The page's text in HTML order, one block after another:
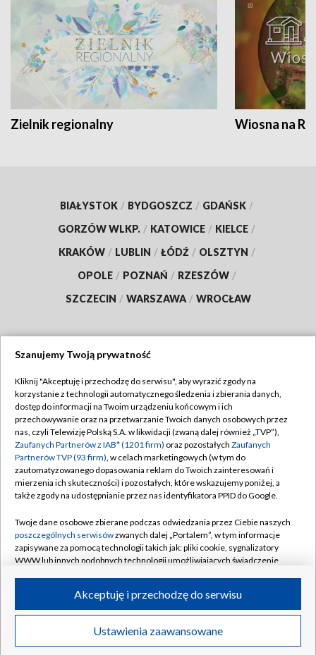
Zielnik regionalny Wiosna na
BIAŁYSTOK / BYDGOSZCZ / GDAŃSK /
GORZÓW WLKP. / KATOWICE / KIELCE /
KRAKÓW / LUBLIN / ŁÓDŹ / OLSZTYN /
OPOLE / POZNAŃ / RZESZÓW /
SZCZECIN / WARSZAWA / WROCŁAW
TVP
Abonament TVP
Emisja w TVP
Centrum informacji TVP
Naziemna Telewizja Cyfrowa
Rada Programowa
System NOS
Informacje o nadawcy
Program dla prasy
Ogłoszenie przetargowe
Regulamin TVP
Polityka prywatności
Moje zgody
Pomoc
Kontakt
Kanały
©2026 Telewizja Polska S.A. w likwidacji
Szanujemy Twoją prywatność
Kliknij "Akceptuję i przechodzę do serwisu", aby wyrazić zgody na
korzystanie z technologii automatycznego śledzenia i zbierania danych,
dostęp do informacji na Twoim urządzeniu końcowym i ich
przechowywanie oraz na przetwarzanie Twoich danych osobowych przez
nas, czyli Telewizję Polską S.A. w likwidacji (zwaną dalej również „TVP”),
Zaufanych Partnerów z IAB* (1201 firm) oraz pozostałych Zaufanych
Partnerów TVP (93 firm), w celach marketingowych (w tym do
zautomatyzowanego dopasowania reklam do Twoich zainteresowań i
mierzenia ich skuteczności) i pozostałych, które wskazujemy poniżej, a
także zgody na udostępnianie przez nas identyfikatora PPID do Google.
Twoje dane osobowe zbierane podczas odwiedzania przez Ciebie naszych
poszczególnych serwisówzwanych dalej „Portalem”, w tym informacje
zapisywane za pomocą technologii takich jak: pliki cookie, sygnalizatory
WWW lub innych podobnych technologii umożliwiających świadczenie
ruchu w Internecie.
Twoje dane osobowe zbierane podczas odwiedzania przez Ciebie
poszczególnych serwisówna Portalu, takie jak adresy IP, identyfikatory
Ustawienia zaawansowane
Akceptuję i przechodzę do serwisu